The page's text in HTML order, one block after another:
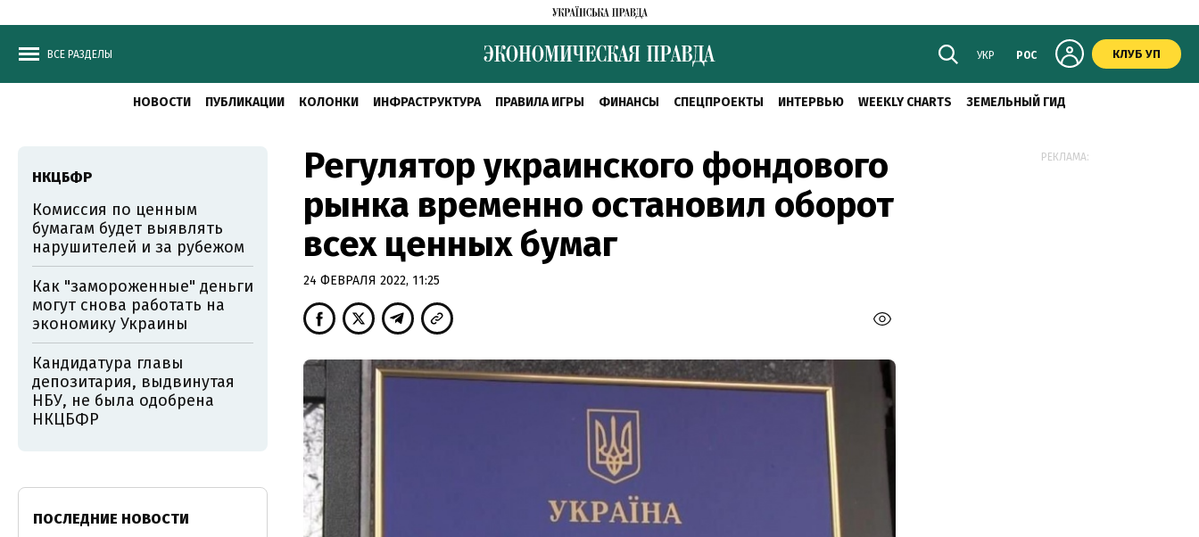
ВСЕ РАЗДЕЛЫ УКР РОС КЛУБ УП
НОВОСТИ ПУБЛИКАЦИИ КОЛОНКИ ИНФРАСТРУКТУРА ПРАВИЛА ИГРЫ ФИНАНСЫ СПЕЦПРОЕКТЫ ИНТЕРВЬЮ WEEKLY CHARTS ЗЕМЕЛЬНЫЙ ГИД
Регулятор украинского фондового
рынка временно остановил оборот
всех ценных бумаг
24 ФЕВРАЛЯ 2022, 11:25
НКЦБФР
Комиссия по ценным
бумагам будет выявлять
нарушителей и за рубежом
Как "замороженные" деньги
могут снова работать на
экономику Украины
Кандидатура главы
депозитария, выдвинутая
НБУ, не была одобрена
НКЦБФР
ПОСЛЕДНИЕ НОВОСТИ
РЕКЛАМА: